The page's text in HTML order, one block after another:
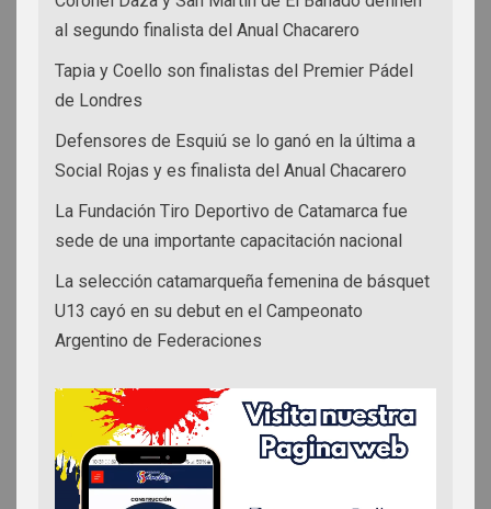
al segundo finalista del Anual Chacarero
Tapia y Coello son finalistas del Premier Pádel
de Londres
Defensores de Esquiú se lo ganó en la última a
Social Rojas y es finalista del Anual Chacarero
La Fundación Tiro Deportivo de Catamarca fue
sede de una importante capacitación nacional
La selección catamarqueña femenina de básquet
U13 cayó en su debut en el Campeonato
Argentino de Federaciones